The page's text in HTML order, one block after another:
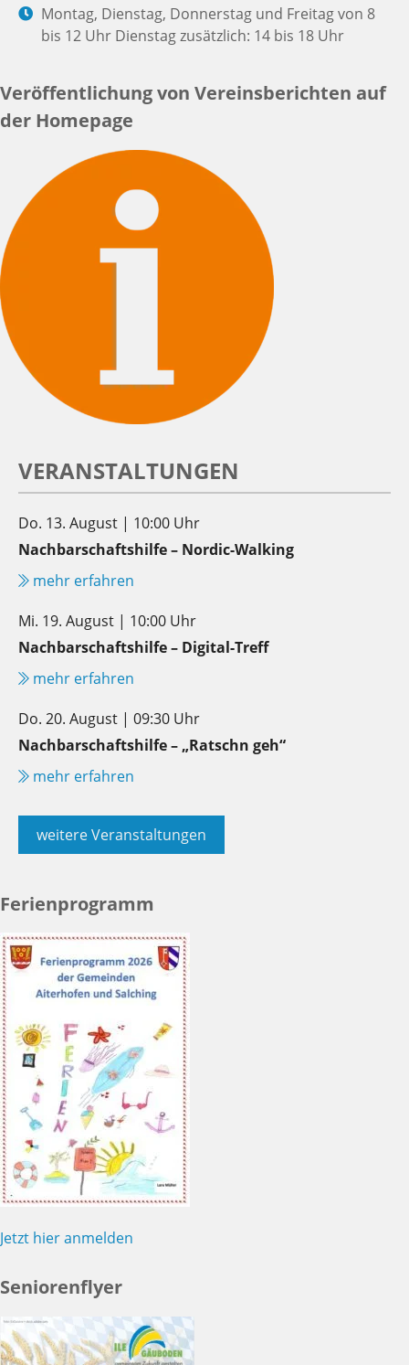
Montag, Dienstag, Donnerstag und Freitag von 8
bis 12 Uhr Dienstag zusätzlich: 14 bis 18 Uhr
Veröffentlichung von Vereinsberichten auf
der Homepage
VERANSTALTUNGEN
Do. 13. August | 10:00 Uhr
Nachbarschaftshilfe – Nordic-Walking
mehr erfahren
Mi. 19. August | 10:00 Uhr
Nachbarschaftshilfe – Digital-Treff
mehr erfahren
Do. 20. August | 09:30 Uhr
Nachbarschaftshilfe – „Ratschn geh“
mehr erfahren
weitere Veranstaltungen
Ferienprogramm
Jetzt hier anmelden
Seniorenflyer